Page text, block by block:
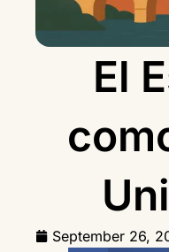
El
September 26,